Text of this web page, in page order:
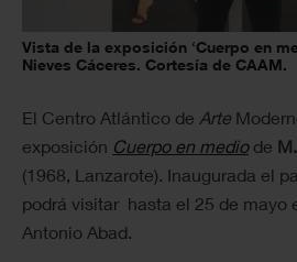
Vista de la exposición ‘Cuerpo en
Nieves Cáceres. Cortesía de CAAM.
El Centro Atlántico de Arte
exposición Cuerpo en mediode
(1968, Lanzarote). Inaugurada el
podrá visitar hasta el 25 de mayo
Antonio Abad.